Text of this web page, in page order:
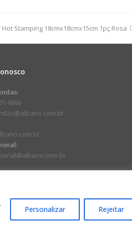
Personalizar Rejeitar
Stamping 18cmx18cmx15cm 1pç Rosa
4866
92